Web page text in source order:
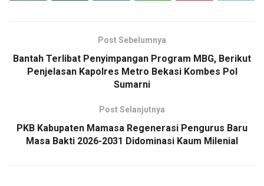
Post Sebelumnya
Bantah Terlibat Penyimpangan Program MBG, Berikut
Penjelasan Kapolres Metro Bekasi Kombes Pol
Sumarni
Post Selanjutnya
PKB Kabupaten Mamasa Regenerasi Pengurus Baru
Masa Bakti 2026-2031 Didominasi Kaum Milenial